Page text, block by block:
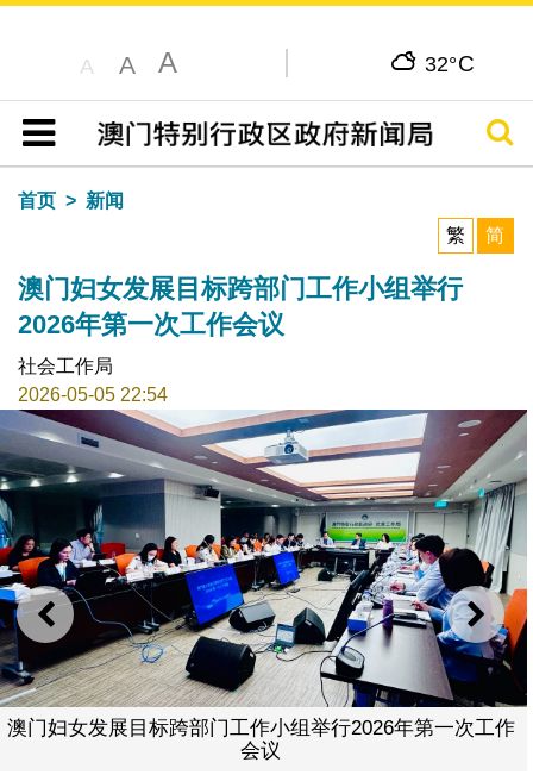
A A A 32°C
目录
搜寻
首页
新闻
繁
简
澳门妇女发展目标跨部门工作小组举行
2026年第一次工作会议
社会工作局
2026-05-05 22:54
上一则 下一
澳门妇女发展目标跨部门工作小组举行2026年第一次工作
会议